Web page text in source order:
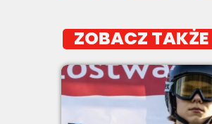
ZOBACZ TAKŻE